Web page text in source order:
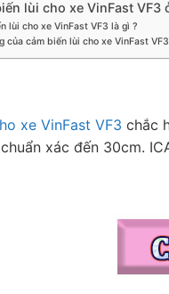
lùi cho xe VinFast
lùi cho xe VinFast VF3 là gì ?
của cảm biến lùi cho xe VinFast VF3
xe VinFast VF3 chắc
xác đến 30cm.